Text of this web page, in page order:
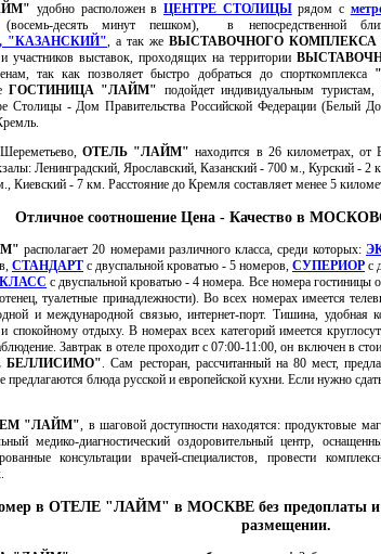
удобно расположен вЦЕНТРЕ СТОЛИЦЫрядом с
(восемь-десять минут пешком), в непосредственной
"КАЗАНСКИЙ", а так же ВЫСТАВОЧНОГО
участников выставок, проходящих на территории
так как позволяет быстро добраться до спорткомплекса
ГОСТИНИЦА "ЛАЙМ" подойдет индивидуальным
Столицы - Дом Правительства Российской Федерации
ОТЕЛЬ "ЛАЙМ" находится в 26 километрах,
Ленинградский, Ярославский, Казанский - 700 м., Курский -
Киевский - 7 км. Расстояние до Кремля составляет менее 5
Отличное соотношение Цена - Качество в
располагает 20 номерами различного класса, среди которых:
СТАНДАРТ с двуспальной кроватью - 5 номеров, СУПЕРИОР с
с двуспальной кроватью - 4 номера. Все номера гостиницы
туалетные принадлежности). Во всех номерах имеется
и международной связью, интернет-порт. Тишина, удобная
спокойному отдыху. В номерах всех категорий имеется
Завтрак в отеле проходит с 07:00-11:00, он включен в
БЕЛЛИСИМО". Сам ресторан, рассчитанный на 80 мест,
предлагаются блюда русской и европейской кухни. Если нужно
"ЛАЙМ", в шаговой доступности находятся: продуктовые
медико-диагностический оздоровительный центр,
консультации врачей-специалистов, провести
в ОТЕЛЕ "ЛАЙМ" в МОСКВЕ без предоплаты и
размещении.